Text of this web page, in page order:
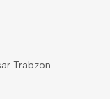
Trabzon